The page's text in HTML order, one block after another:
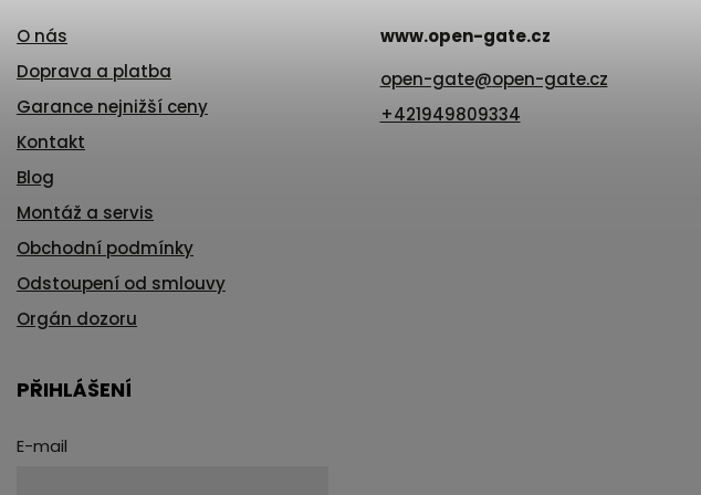
O nás
Doprava a platba
Garance nejnižší ceny
Kontakt
Blog
Montáž a servis
Obchodní podmínky
Odstoupení od smlouvy
Orgán dozoru
www.open-gate.cz
open-gate@open-gate.cz
+421949809334
PŘIHLÁŠENÍ
E-mail